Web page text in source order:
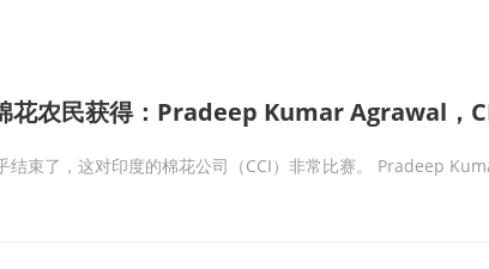
花农民获得：Pradeep Kumar Agrawal，
结束了，这对印度的棉花公司（CCI）非常比赛。 Pradeep